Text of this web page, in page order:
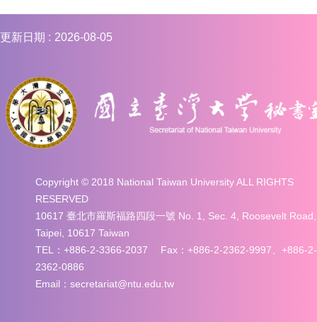
更新日期 2026-08-05
Copyright © 2018 National Taiwan University ALL RIGHTS
RESERVED
10617 臺北市羅斯福路四段一號 No. 1, Sec. 4, Roosevelt Road,
Taipei, 10617 Taiwan
TEL：+886-2-3366-2037 Fax：+886-2-2362-9997、+886-2-
2362-0886
Email：secretariat@ntu.edu.tw